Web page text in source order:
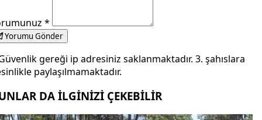
*
Yorumu Gönder
gereği ip adresiniz saklanmaktadır. 3. şahıslara
paylaşılmamaktadır.
DA İLGİNİZİ ÇEKEBİLİR